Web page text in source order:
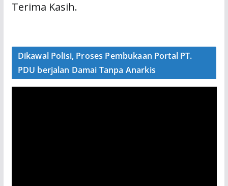
Terima Kasih.
Dikawal Polisi, Proses Pembukaan Portal PT.
PDU berjalan Damai Tanpa Anarkis